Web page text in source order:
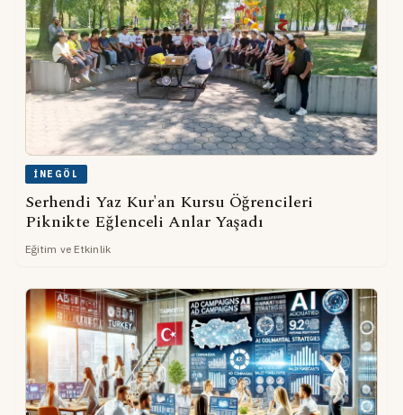
İNEGÖL
Serhendi Yaz Kur'an Kursu Öğrencileri
Piknikte Eğlenceli Anlar Yaşadı
Eğitim ve Etkinlik